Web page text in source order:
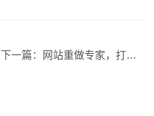
下一篇： 网站重做专家，打造符合现代标准的站点